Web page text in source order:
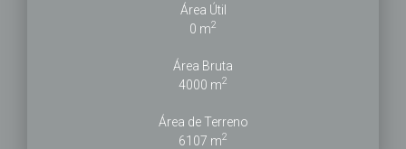
Área Útil
0 m2
Área Bruta
4000 m2
Área de Terreno
6107 m2